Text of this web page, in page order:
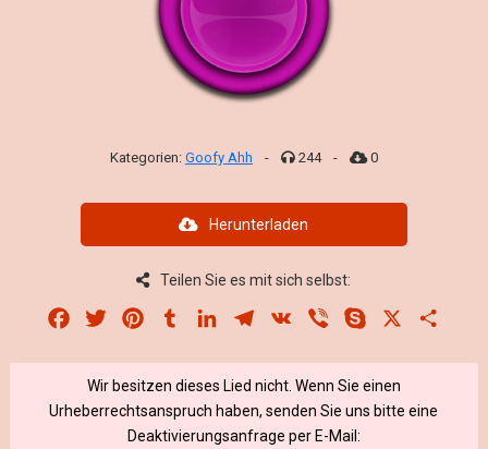
Kategorien: Goofy Ahh - 244 - 0
Herunterladen
Teilen Sie es mit sich selbst:
Facebook
Twitter PinterestTumblrLinkedInTelegram
VK Viber Skype
Wir besitzen dieses Lied nicht. Wenn Sie einen
Urheberrechtsanspruch haben, senden Sie uns bitte eine
Deaktivierungsanfrage per E-Mail: